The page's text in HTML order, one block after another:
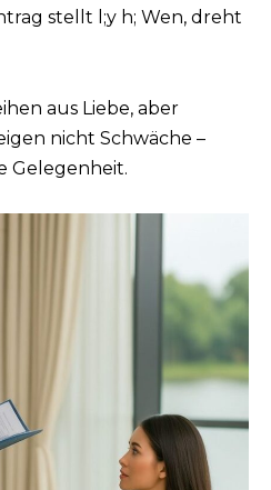
stellt l;y h; Wen, dreht
aus Liebe, aber
nicht Schwäche –
Gelegenheit.